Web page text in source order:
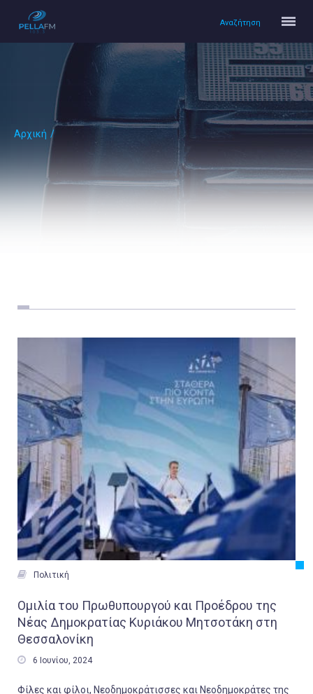
Αναζήτηση
Αρχική /
 Πολιτική
Ομιλία του Πρωθυπουργού και Προέδρου της
Νέας Δημοκρατίας Κυριάκου Μητσοτάκη στη
Θεσσαλονίκη
 6 Ιουνίου, 2024
Φίλες και φίλοι, Νεοδημοκράτισσες και Νεοδημοκράτες της
Πολιτισμός
Lifestyle
Τοπικά
Αγροτικά
Οικονομία
Πολιτική
Αθλητικά
Αστυνομικό Δελτίο